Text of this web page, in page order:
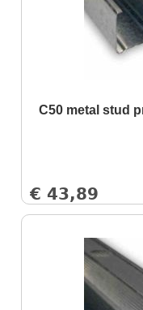
C50 metal stud
€ 43,89